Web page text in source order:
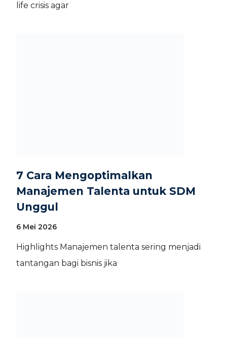
life crisis agar
7 Cara Mengoptimalkan
Manajemen Talenta untuk SDM
Unggul
6 Mei 2026
Highlights Manajemen talenta sering menjadi
tantangan bagi bisnis jika